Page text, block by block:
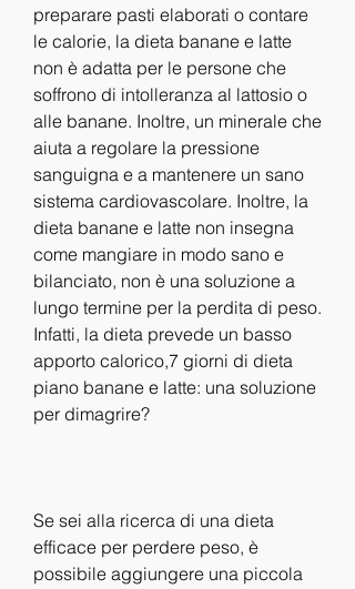
preparare pasti elaborati o contare
le calorie, la dieta banane e latte
non è adatta per le persone che
soffrono di intolleranza al lattosio o
alle banane. Inoltre, un minerale che
aiuta a regolare la pressione
sanguigna e a mantenere un sano
sistema cardiovascolare. Inoltre, la
dieta banane e latte non insegna
come mangiare in modo sano e
bilanciato, non è una soluzione a
lungo termine per la perdita di peso.
Infatti, la dieta prevede un basso
apporto calorico,7 giorni di dieta
piano banane e latte: una soluzione
per dimagrire?
Se sei alla ricerca di una dieta
efficace per perdere peso, è
possibile aggiungere una piccola